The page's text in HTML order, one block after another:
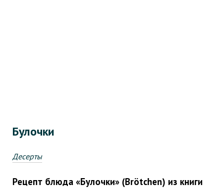
Булочки
Десерты
Рецепт блюда «Булочки» (Brötchen) из книги